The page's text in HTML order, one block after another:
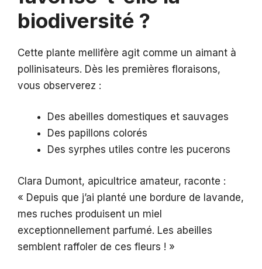
biodiversité ?
Cette plante mellifère agit comme un aimant à
pollinisateurs. Dès les premières floraisons,
vous observerez :
Des abeilles domestiques et sauvages
Des papillons colorés
Des syrphes utiles contre les pucerons
Clara Dumont, apicultrice amateur, raconte :
« Depuis que j’ai planté une bordure de lavande,
mes ruches produisent un miel
exceptionnellement parfumé. Les abeilles
semblent raffoler de ces fleurs ! »